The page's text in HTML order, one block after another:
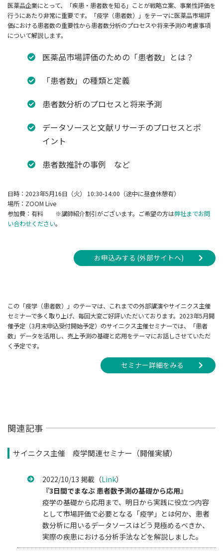
医薬品企業にとって、「疾患・患者数を知る」ことが戦略立案、事業性評価を
行うにあたり非常に重要です。「疫学（患者数）」をテーマに医薬品市場評
価における患者数の重要性から患者数分析のプロセスや将来予測の考慮事項
について解説します。
医薬品市場評価のための「患者数」とは？
「患者数」の種類と定義
患者数分析のプロセスと将来予測
データソースと文献リサーチのプロセスとポ
イント
患者数推計の事例 など
日時：2023年5月16日（火） 10:30-14:00（途中に昼食休憩有）
場所：ZOOM Live
参加費：有料 ※講師紹介割引がございます。ご希望の方は弊社までお問
い合わせください。
お申込みする (外部サイトへ)
この「疫学（患者数）」のテーマは、これまでの外部講演やサイニクス主催
セミナーで多く取り上げ、毎回大変ご好評いただいております。2023年5月開
催予定（3月末申込受付開始予定）のサイニクス主催セミナーでは、「患者
数」データを活用し、売上予測の基礎と応用をテーマにお話しさせていただ
く予定です。
セミナー詳細をみる
関連記事
サイニクス主催 疫学関連セミナー（開催実績）
2022/10/13 掲載（Link）
『3日間でまなぶ 患者数予測の基礎から応用』
疫学の基礎から応用まで、明日から実践に役立つ内容
として市場評価で必要となる「疫学」とは何か、患者
数分析に用いるデータソースはどう見極めるべきか、
実際の疾患における分析手法などを解説しました。